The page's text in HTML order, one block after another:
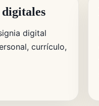
digital
currículo,